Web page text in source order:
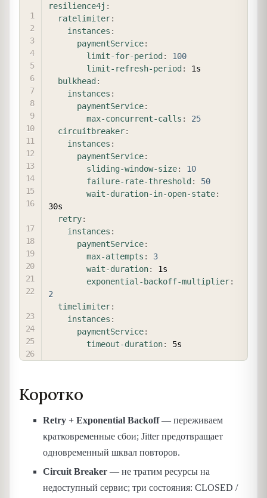
resilience4j :
ratelimiter:
instances :
paymentService:
limit-for-period :
100
limit-refresh-period :
1s
bulkhead :
instances :
paymentService:
max-concurrent-calls :
25
circuitbreaker:
instances :
paymentService:
sliding-window-size:
10
failure-rate-threshold :
50
wait-duration-in-open-state:
30s
retry:
instances :
paymentService:
max-attempts :
3
wait-duration:
1s
exponential-backoff-multiplier:
2
timelimiter:
instances :
paymentService:
timeout-duration:
Коротко
Retry + Exponential Backoff— переживаем
кратковременные сбои; Jitter предотвращает
одновременный шквал повторов.
Circuit Breaker — не тратим ресурсы на
недоступный сервис; три состояния: CLOSED /